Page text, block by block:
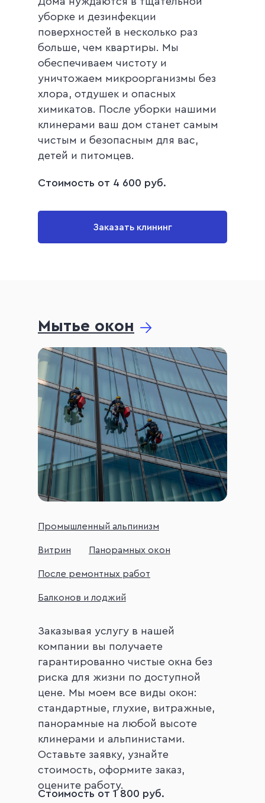
уборке и дезинфекции
поверхностей в несколько раз
больше, чем квартиры. Мы
обеспечиваем чистоту и
уничтожаем микроорганизмы без
хлора, отдушек и опасных
химикатов. После уборки нашими
клинерами ваш дом станет самым
чистым и безопасным для вас,
детей и питомцев.
Стоимость от 4 600 руб.
Заказать клининг
Мытье окон
Заказывая услугу в нашей
компании вы получаете
гарантированно чистые окна без
риска для жизни по доступной
цене. Мы моем все виды окон:
стандартные, глухие, витражные,
панорамные на любой высоте
клинерами и альпинистами.
Оставьте заявку, узнайте
стоимость, оформите заказ,
оцените работу.
После ремонтных работ
Промышленный альпинизм
Балконов и лоджий
Панорамных окон
Витрин
Стоимость от 1 800 руб.